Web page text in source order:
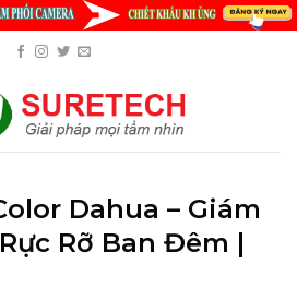
Dahua – Giám
Rỡ Ban Đêm |